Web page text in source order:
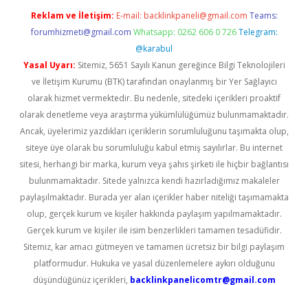
Reklam ve İletişim: E-mail: backlinkpaneli@gmail.com Teams:
forumhizmeti@gmail.com Whatsapp: 0262 606 0 726 Telegram:
@karabul
Yasal Uyarı: Sitemiz, 5651 Sayılı Kanun gereğince Bilgi Teknolojileri
ve İletişim Kurumu (BTK) tarafından onaylanmış bir Yer Sağlayıcı
olarak hizmet vermektedir. Bu nedenle, sitedeki içerikleri proaktif
olarak denetleme veya araştırma yükümlülüğümüz bulunmamaktadır.
Ancak, üyelerimiz yazdıkları içeriklerin sorumluluğunu taşımakta olup,
siteye üye olarak bu sorumluluğu kabul etmiş sayılırlar. Bu internet
sitesi, herhangi bir marka, kurum veya şahıs şirketi ile hiçbir bağlantısı
bulunmamaktadır. Sitede yalnızca kendi hazırladığımız makaleler
paylaşılmaktadır. Burada yer alan içerikler haber niteliği taşımamakta
olup, gerçek kurum ve kişiler hakkında paylaşım yapılmamaktadır.
Gerçek kurum ve kişiler ile isim benzerlikleri tamamen tesadüfidir.
Sitemiz, kar amacı gütmeyen ve tamamen ücretsiz bir bilgi paylaşım
platformudur. Hukuka ve yasal düzenlemelere aykırı olduğunu
düşündüğünüz içerikleri, backlinkpanelicomtr@gmail.com